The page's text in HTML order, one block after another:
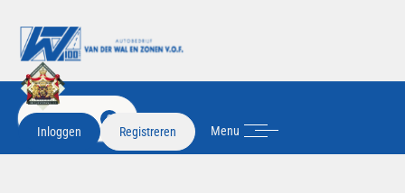
Inloggen Registreren Menu
2